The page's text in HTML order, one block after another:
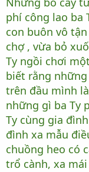
phí công lao ba
con buôn vô
chợ , vừa bỏ
Ty ngồi chơi
biết rằng
trên đầu mình
những gì ba Ty
Ty cùng gia
đình xa mẫu
chuồng heo có
trổ cành, xa